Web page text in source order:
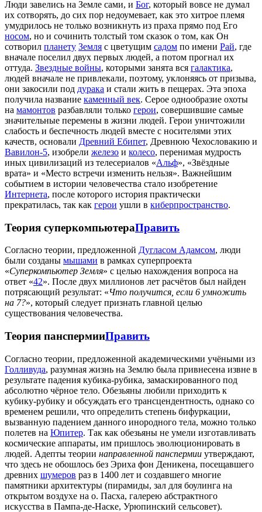
Люди завелись на Земле сами, и Бог, который вовсе не думал
их сотворять, до сих пор недоумевает, как это хитрое племя
умудрилось не только возникнуть из праха прямо под Eго
носом, но и сочинить толстый том сказок о том, как Он
сотворил планету Земля с цветущим садом по имени Рай, где
вначале поселил двух первых людей, а потом прогнал их
оттуда. Звездные войны, которыми занята вся галактика,
людей вначале не привлекали, поэтому, уклоняясь от призыва,
они закосили под дурака и стали жить в пещерах. Эта эпоха
получила название каменный век. Серое однообразие охоты
на мамонтов разбавляли только герои, совершившие самые
значительные перемены в жизни людей. Герои уничтожили
слабость и беспечность людей вместе с носителями этих
качеств, основали Древний Ебипет, Древнюю Чехословакию и
Вавилон-5, изобрели железо и колесо, перенимая мудрость
иных цивилизаций из телесериалов «Альф», «Звёздные
врата» и «Место встречи изменить нельзя». Важнейшим
событием в истории человечества стало изобретение
Интернета, после которого история практически
прекратилась, так как герои ушли в киберпространство.
Теория суперкомпьютераПравить
Согласно теории, предложенной Дугласом Адамсом, люди
были созданы мышами в рамках суперпроекта
«Суперкомпьютер Земля» с целью нахождения вопроса на
ответ «42». После двух миллионов лет расчётов был найден
потрясающий результат: «Что получится, если 6 умножить
на 7?», который следует признать главной целью
существования человечества.
Теория панспермииПравить
Согласно теории, предложенной академическими учёными из
Голливуда, разумная жизнь на Землю была привнесена извне в
результате падения кубика-рубика, замаскированного под
абсолютно чёрное тело. Обезьяны любили приходить к
кубику-рубику и обсуждать его трансцендентность, однако со
временем решили, что определить степень бифуркации,
вызванную падением данного инородного тела, можно только
полетев на Юпитер. Так как обезьяны не умели изготавливать
космические аппараты, им пришлось эволюционировать в
людей. Адепты теории направленной панспермии утверждают,
что здесь не обошлось без Эриха фон Деникена, посещавшего
древних шумеров раз в 1400 лет и создавшего многие
памятники архитектуры (пирамиды, зал для боулинга на
открытом воздухе на о. Пасха, галерею абстрактного
искусства в Пампа-де-Наске, Урюпинский сельсовет).